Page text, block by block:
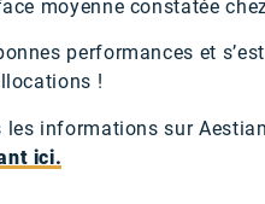
moyenne constatée
performances et
!
informations sur
ici.